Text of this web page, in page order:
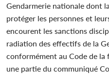
Gendarmerie nationale dont
protéger les personnes et
encourent les sanctions
radiation des effectifs de la
conformément au Code de
une partie du communiqué